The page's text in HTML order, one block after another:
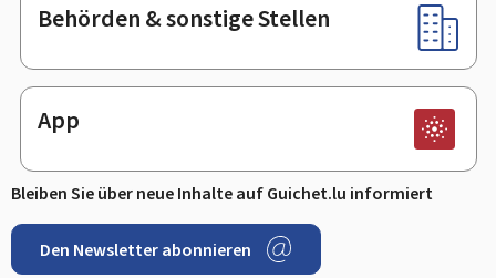
Behörden & sonstige Stellen
App
Bleiben Sie über neue Inhalte auf Guichet.lu informiert
Den Newsletter abonnieren